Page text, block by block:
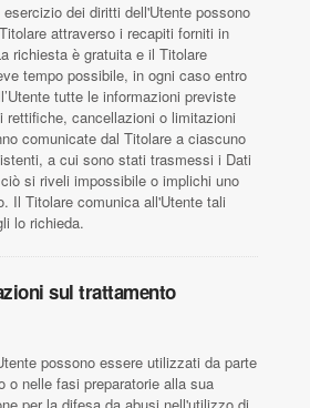
dei diritti dell'Utente possono
attraverso i recapiti forniti in
richiesta è gratuita e il Titolare
tempo possibile, in ogni caso entro
tutte le informazioni previste
rettifiche, cancellazioni o limitazioni
comunicate dal Titolare a ciascuno
a cui sono stati trasmessi i Dati
si riveli impossibile o implichi uno
Il Titolare comunica all'Utente tali
lo richieda.
sul trattamento
possono essere utilizzati da parte
o nelle fasi preparatorie alla sua